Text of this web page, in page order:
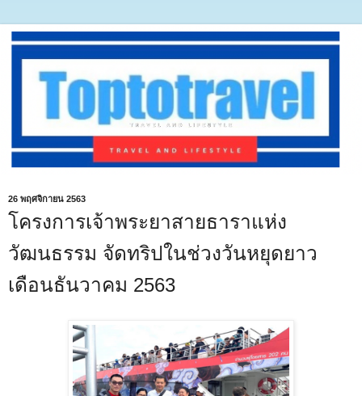
26 พฤศจิกายน 2563
โครงการเจ้าพระยาสายธาราแห่ง
วัฒนธรรม จัดทริปในช่วงวันหยุดยาว
เดือนธันวาคม 2563